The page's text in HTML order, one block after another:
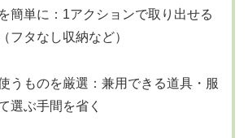
簡単に：1アクションで取り出せる
フタなし収納など）
うものを厳選：兼用できる道具・服
選ぶ手間を省く